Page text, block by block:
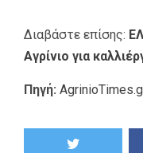
Διαβάστε επίσης:
Αγρίνιο για
Πηγή: